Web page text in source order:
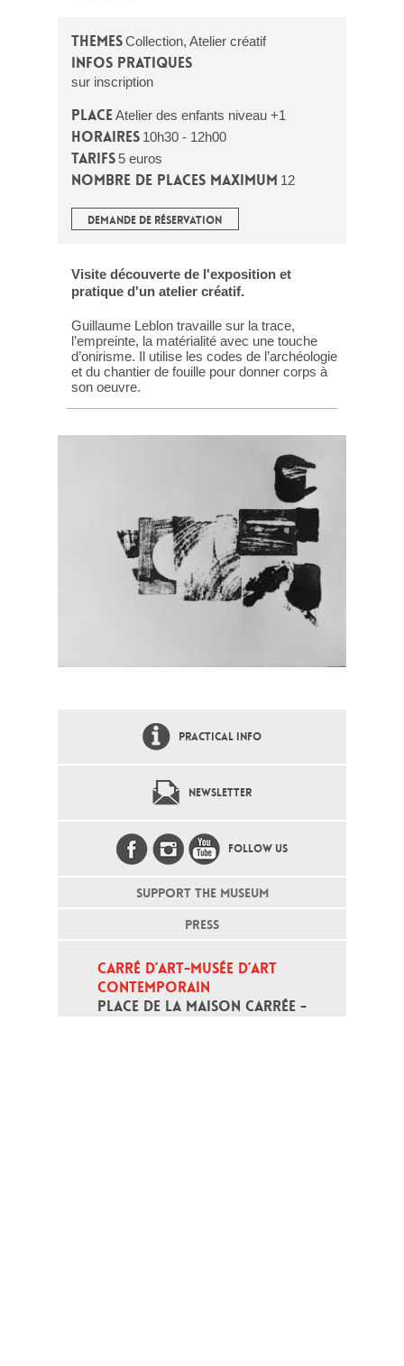
ThemesCollection, Atelier créatif
Infos pratiques
sur inscription
PlaceAtelier des enfants niveau +1
Horaires 10h30 - 12h00
Tarifs 5 euros
Nombre de places maximum 12
DEMANDE DE RÉSERVATION
Visite découverte de l'exposition et
pratique d'un atelier créatif.
Guillaume Leblon travaille sur la trace,
l’empreinte, la matérialité avec une touche
d’onirisme. Il utilise les codes de l’archéologie
et du chantier de fouille pour donner corps à
son oeuvre.
PRACTICAL INFO
NEWSLETTER
FOLLOW US
SUPPORT THE MUSEUM
PRESS
CARRÉ D’ART-MUSÉE D’ART
CONTEMPORAIN
PLACE DE LA MAISON CARRÉE -